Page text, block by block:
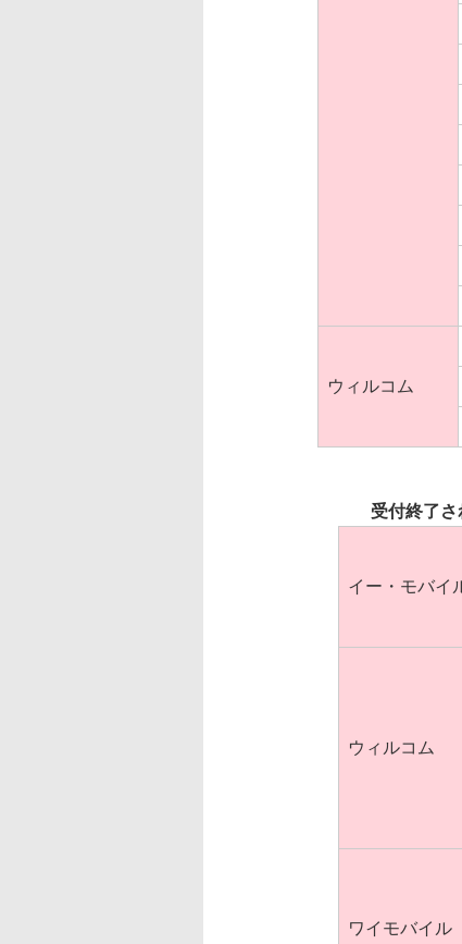
ウィルコム
受付終了さ
イー・モバイ
ウィルコム
ワイモバイル